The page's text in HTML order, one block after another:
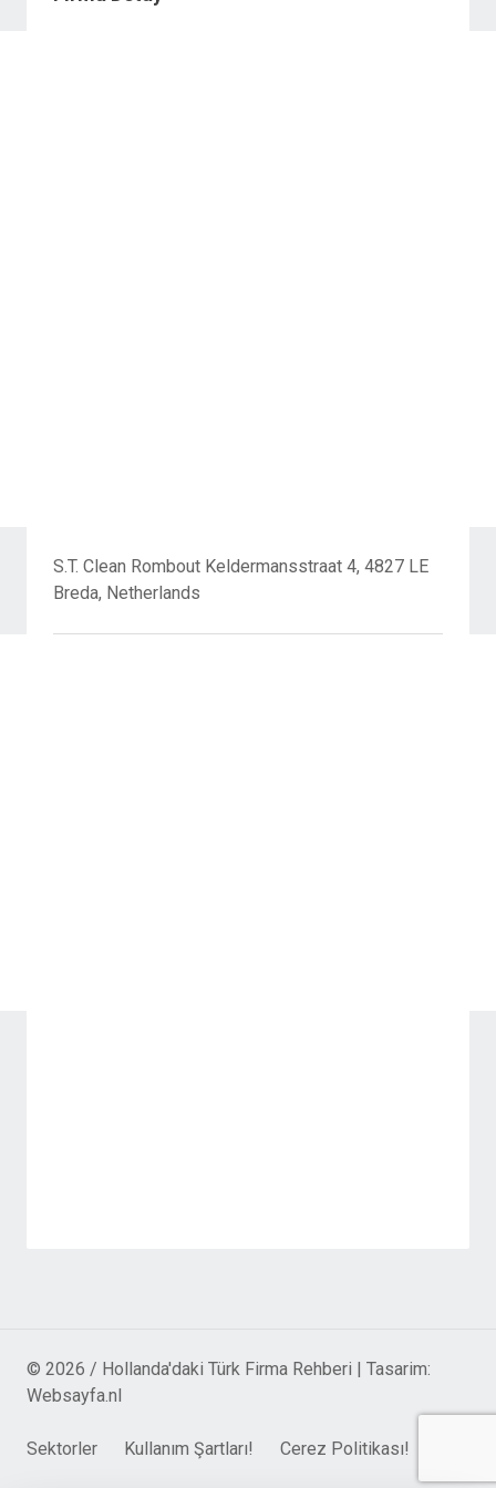
S.T. Clean Rombout Keldermansstraat 4, 4827 LE
Breda, Netherlands
© 2026 / Hollanda'daki Türk Firma Rehberi | Tasarim:
Websayfa.nl
Sektorler Kullanım Şartları! Cerez Politikası!